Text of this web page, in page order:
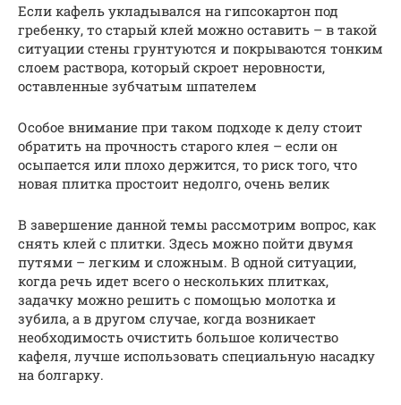
Если кафель укладывался на гипсокартон под
гребенку, то старый клей можно оставить – в такой
ситуации стены грунтуются и покрываются тонким
слоем раствора, который скроет неровности,
оставленные зубчатым шпателем
Особое внимание при таком подходе к делу стоит
обратить на прочность старого клея – если он
осыпается или плохо держится, то риск того, что
новая плитка простоит недолго, очень велик
В завершение данной темы рассмотрим вопрос, как
снять клей с плитки. Здесь можно пойти двумя
путями – легким и сложным. В одной ситуации,
когда речь идет всего о нескольких плитках,
задачку можно решить с помощью молотка и
зубила, а в другом случае, когда возникает
необходимость очистить большое количество
кафеля, лучше использовать специальную насадку
на болгарку.